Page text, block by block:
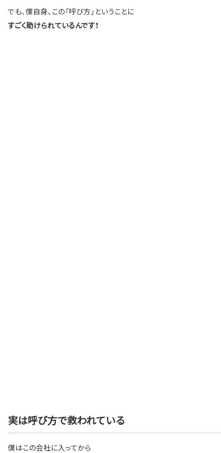
でも、僕自身、この「呼び方」ということに
すごく助けられているんです！
実は呼び方で救われている
僕はこの会社に入ってから